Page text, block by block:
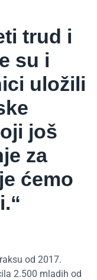
trud i
su i
uložili
još
za
ćemo
od 2017.
2.500 mladih od